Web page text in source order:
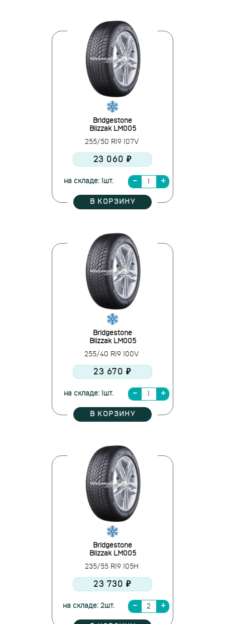
Bridgestone
Blizzak LM005
255/50 R19 107V
23 060 ₽
на складе: 1шт.
В КОРЗИНУ
Bridgestone
Blizzak LM005
255/40 R19 100V
23 670 ₽
на складе: 1шт.
В КОРЗИНУ
Bridgestone
Blizzak LM005
235/55 R19 105H
23 730 ₽
на складе: 2шт.